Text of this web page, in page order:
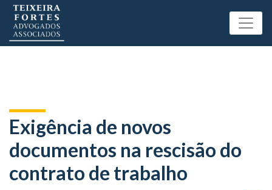
Exigência de novos
documentos na rescisão do
contrato de trabalho